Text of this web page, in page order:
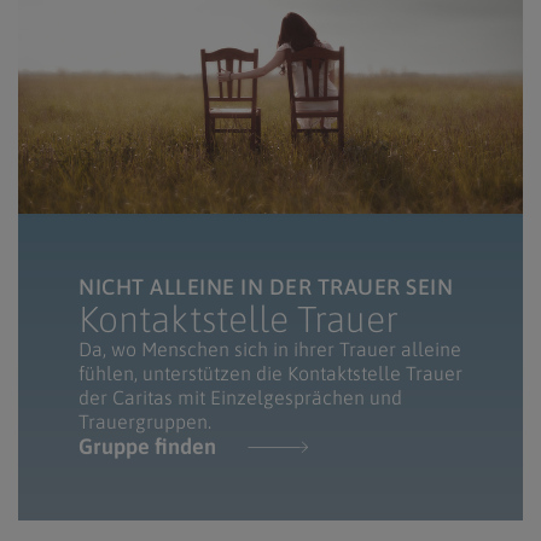
NICHT ALLEINE IN DER TRAUER SEIN
Kontaktstelle Trauer
Da, wo Menschen sich in ihrer Trauer alleine
fühlen, unterstützen die Kontaktstelle Trauer
der Caritas mit Einzelgesprächen und
Trauergruppen.
Gruppe finden